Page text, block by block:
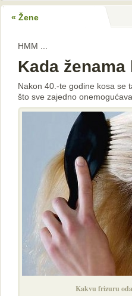
« Žene
HMM ...
Kada
Nakon 40.-te godine kosa se
što sve zajedno
Kakvu frizuru